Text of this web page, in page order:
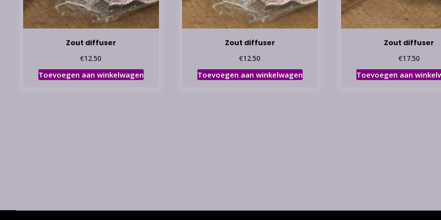
Zout diffuser
€12.50
Toevoegen aan winkelwagen
Zout diffuser
€12.50
Toevoegen aan winkelwagen
Zout diffuser
€17.50
Toevoegen aan